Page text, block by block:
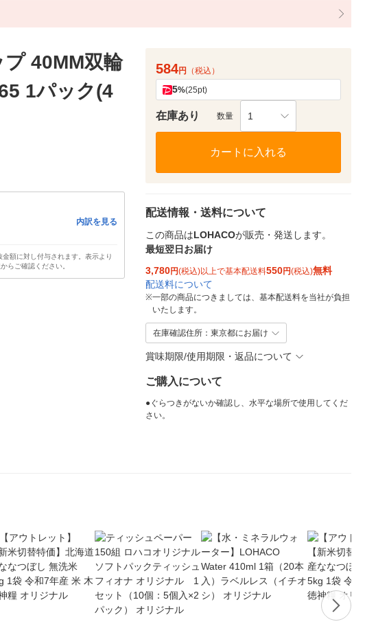
40MM双輪
1パック(4
内訳を見る
額に対し付与されます。表示より
らご確認ください。
584円 （税込）
5%(25pt)
在庫あり 数量 1
カートに入れる
配送情報・送料について
この商品はLOHACOが販売・発送します。
最短翌日お届け
3,780円(税込)以上で基本配送料550円(税込)無料
配送料について
※一部の商品につきましては、基本配送料を当社が負担
いたします。
在庫確認住所：東京都にお届け
賞味期限/使用期限・返品について
ご購入について
●ぐらつきがないか確認し、水平な場所で使用してくだ
さい。